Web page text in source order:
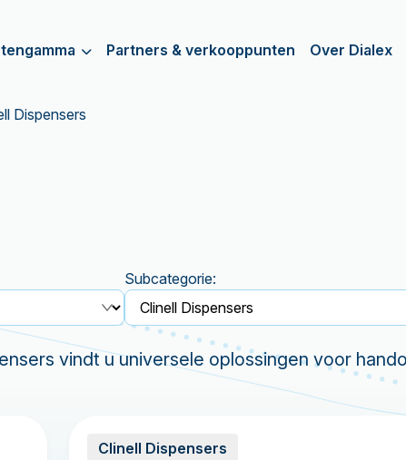
Partners & verkooppunten Over Dialex
Dispensers
Subcategorie:
vindt u universele oplossingen voor
Clinell Dispensers